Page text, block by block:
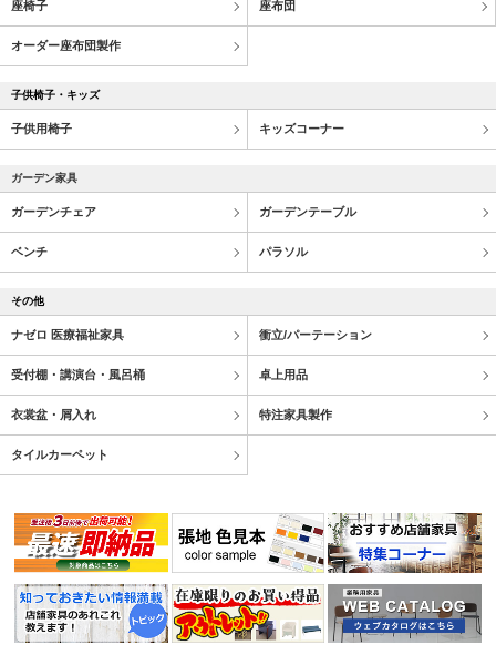
座椅子 座布団
オーダー座布団製作
子供椅子・キッズ
子供用椅子 キッズコーナー
ガーデン家具
ガーデンチェア ガーデンテーブル
ベンチ パラソル
その他
ナゼロ 医療福祉家具 衝立/パーテーション
受付棚・講演台・風呂桶 卓上用品
衣裳盆・屑入れ 特注家具製作
タイルカーペット